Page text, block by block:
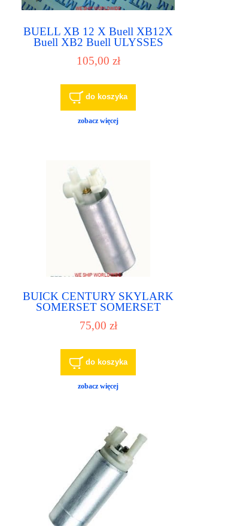
BUELL XB 12 X Buell XB12X
Buell XB2 Buell ULYSSES
paliwa pompka paliwowa
105,00 zł
do koszyka
zobacz więcej
BUICK CENTURY SKYLARK
SOMERSET SOMERSET
paliwowa
75,00 zł
do koszyka
zobacz więcej